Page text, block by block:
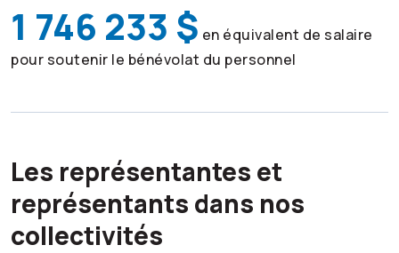
1 746 233 $ en équivalent de salaire
pour soutenir le bénévolat du personnel
Les représentantes et
représentants dans nos
collectivités